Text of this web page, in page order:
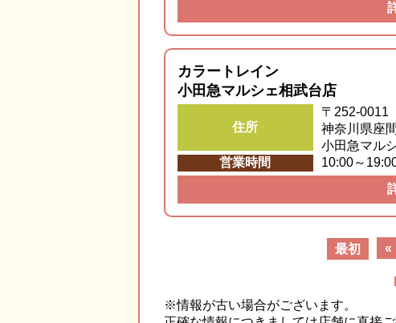
カラートレイン
小田急マルシェ相武台店
住所
〒252-0011
神奈川県座
小田急マル
営業時間
10:00～
最初 «
※情報が古い場合がございます。